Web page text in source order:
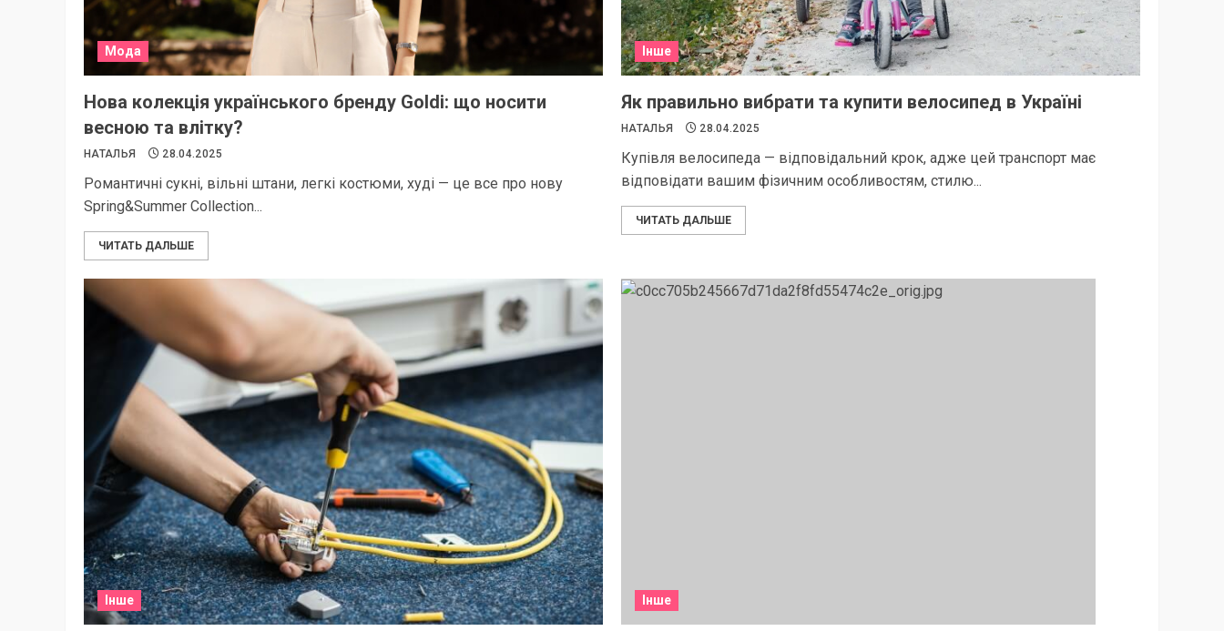
Мода
Нова колекція українського бренду Goldi: що носити
весною та влітку?
НАТАЛЬЯ 28.04.2025
Романтичні сукні, вільні штани, легкі костюми, худі — це все про нову
Spring&Summer Collection...
ЧИТАТЬ ДАЛЬШЕ
Інше
Як правильно вибрати та купити велосипед в Україні
НАТАЛЬЯ 28.04.2025
Купівля велосипеда — відповідальний крок, адже цей транспорт має
відповідати вашим фізичним особливостям, стилю...
ЧИТАТЬ ДАЛЬШЕ
Інше Інше